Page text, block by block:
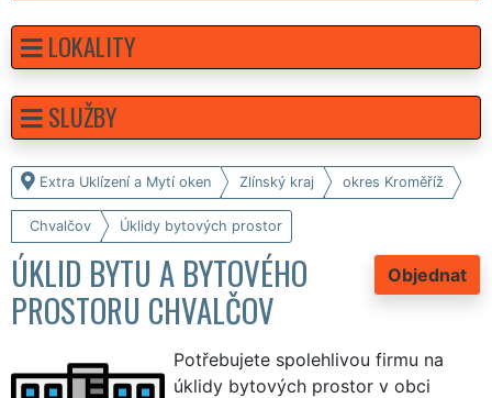
Extra Uklízení a Mytí oken Zlínský kraj okres Kroměříž
Chvalčov Úklidy bytových prostor
Objednat
ÚKLID BYTU A BYTOVÉHO
PROSTORU CHVALČOV
Potřebujete spolehlivou firmu na
úklidy bytových prostor v obci
LOKALITY
SLUŽBY